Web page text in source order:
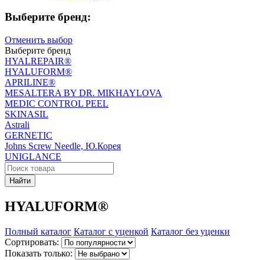
Выберите бренд:
Отменить выбор
Выберите бренд
HYALREPAIR®
HYALUFORM®
APRILINE®
MESALTERA BY DR. MIKHAYLOVA
MEDIC CONTROL PEEL
SKINASIL
Astrali
GERNETIC
Johns Screw Needle, Ю.Корея
UNIGLANCE
Найти
HYALUFORM®
Полный каталог Каталог с уценкой Каталог без уценки
Сортировать:
Показать только: